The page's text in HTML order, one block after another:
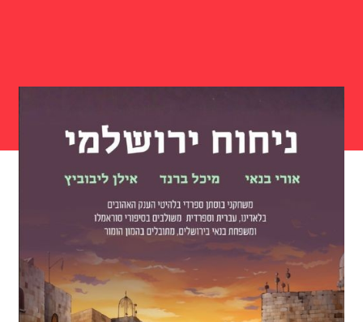
ניחוח ירושלמי
מסע מוסיקלי מתובל בסיפורים מהשכונה
הספרדית בירושלים
לפרטים ושמירת מקום